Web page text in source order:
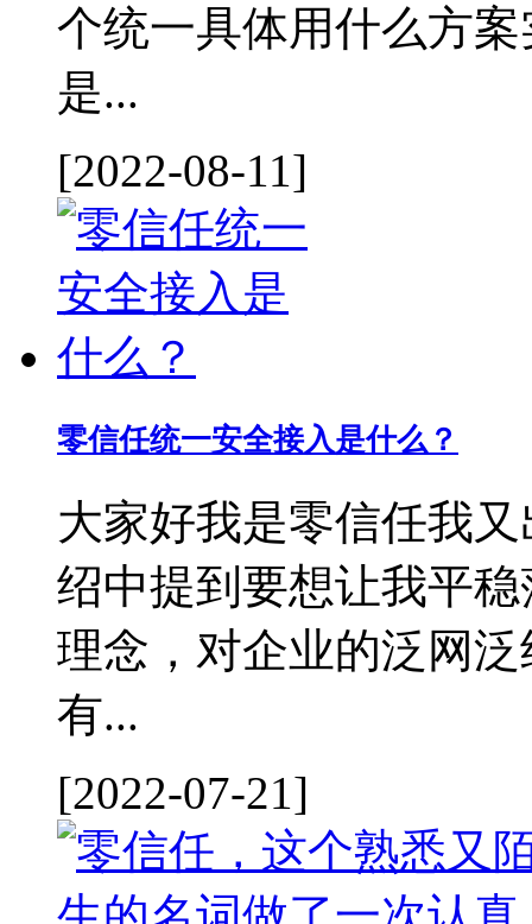
个统一具体用什么方
是...
[2022-08-11]
零信任统一安全接入是什么？
大家好我是零信任我
绍中提到要想让我平
理念，对企业的泛网
有...
[2022-07-21]